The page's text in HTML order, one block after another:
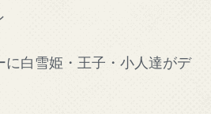
に白雪姫・王子・小人達がデ